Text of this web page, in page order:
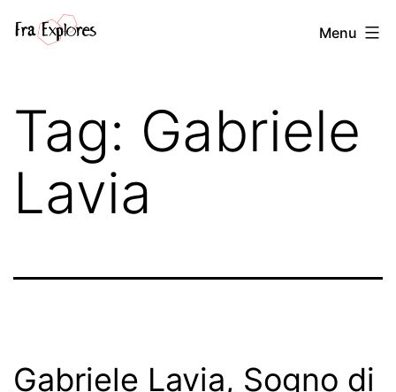
Fra
Menu
Tag: Gabriele
Lavia
Gabriele Lavia, Sogno di